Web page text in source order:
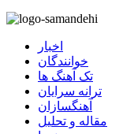
اخبار
خوانندگان
تک آهنگ ها
ترانه سرایان
آهنگسازان
مقاله و تحلیل